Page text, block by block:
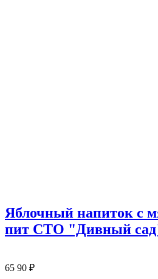
Яблочный напиток с
пит СТО "Дивный
65 90 ₽